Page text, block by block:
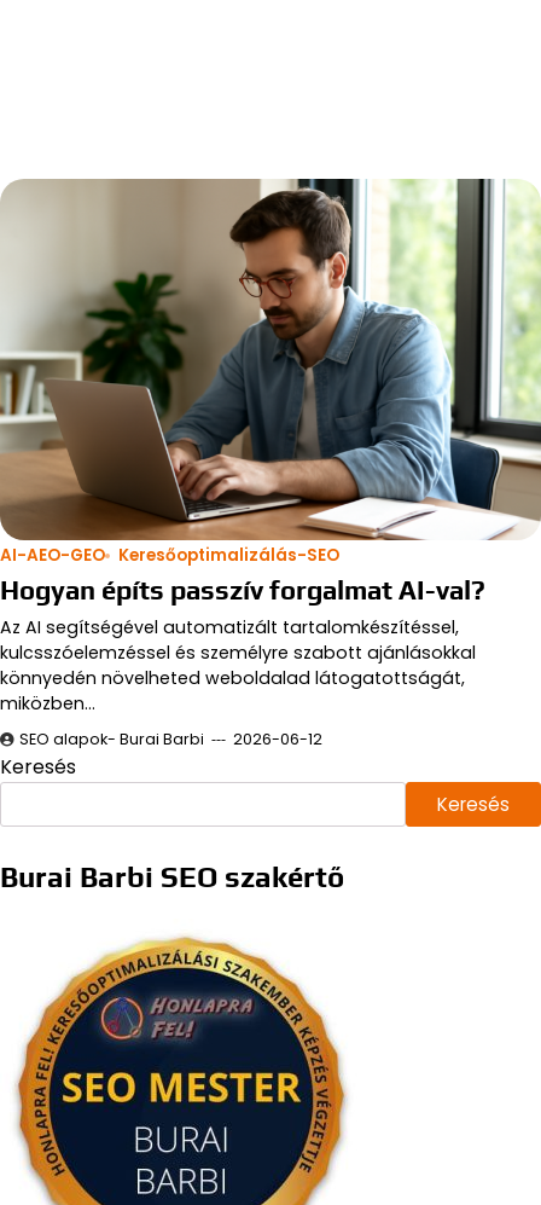
AI-AEO-GEO Keresőoptimalizálás-SEO
Hogyan építs passzív forgalmat AI-val?
Az AI segítségével automatizált tartalomkészítéssel,
kulcsszóelemzéssel és személyre szabott ajánlásokkal
könnyedén növelheted weboldalad látogatottságát,
miközben…
SEO alapok- Burai Barbi 2026-06-12
Keresés
Keresés
Burai Barbi SEO szakértő